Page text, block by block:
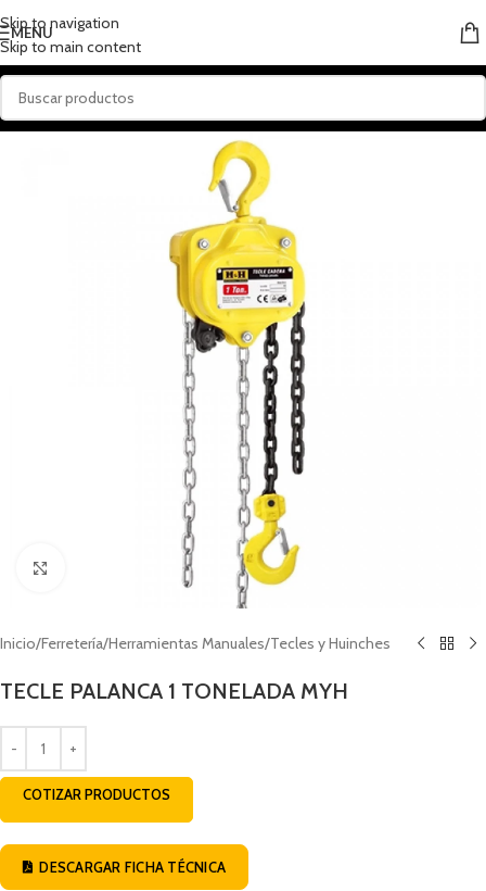
Skip to navigation
Skip to main content
MENU
Inicio/Ferretería/Herramientas Manuales/Tecles y Huinches
TECLE PALANCA 1 TONELADA MYH
COTIZAR PRODUCTOS
DESCARGAR FICHA TÉCNICA